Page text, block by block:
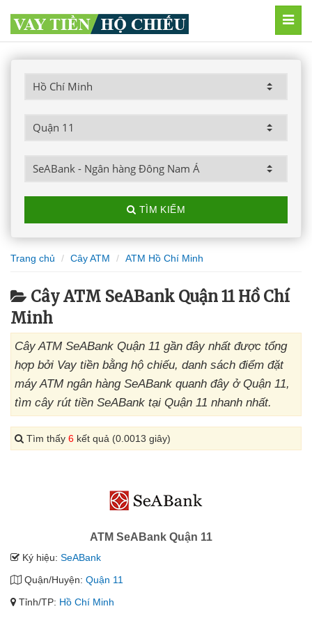
TÌM KIẾM
Trang chủ Cây ATM ATM Hồ Chí Minh
Cây ATM SeABank Quận 11 Hồ Chí
Minh
Cây ATM SeABank Quận 11 gần đây nhất được tổng
hợp bởi Vay tiền bằng hộ chiếu, danh sách điểm đặt
máy ATM ngân hàng SeABank quanh đây ở Quận 11,
tìm cây rút tiền SeABank tại Quận 11 nhanh nhất.
Tìm thấy 6 kết quả (0.0013 giây)
ATM SeABank Quận 11
Ký hiệu: SeABank
Quận/Huyện: Quận 11
Tỉnh/TP: Hồ Chí Minh